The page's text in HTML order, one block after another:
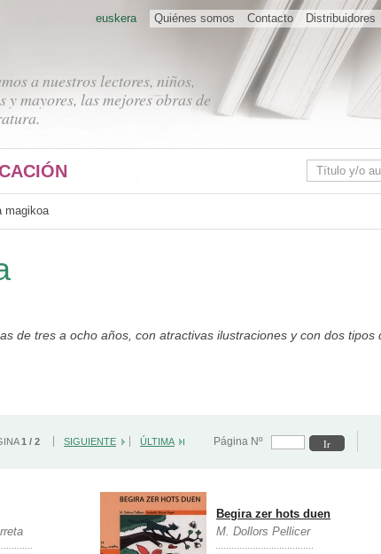
a nuestros lectores, niños,
y mayores, las mejores obras de
Quiénes somos Contacto Distribuidores
euskera
magikoa
de tres a ocho años, con atractivas ilustraciones y con dos
1 / 2 SIGUIENTE ÚLTIMA Página Nº
Begira zer hots duen
M. Dollors Pellicer